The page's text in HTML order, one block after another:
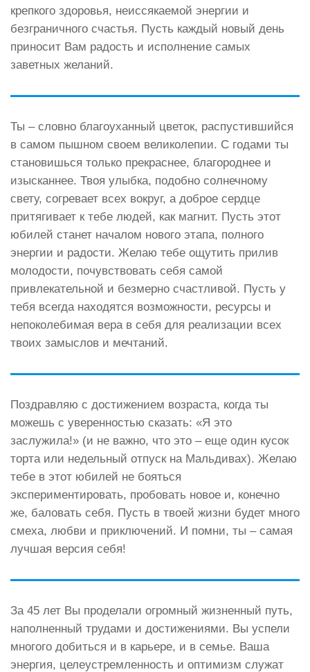
крепкого здоровья, неиссякаемой энергии и
безграничного счастья. Пусть каждый новый день
приносит Вам радость и исполнение самых
заветных желаний.
Ты – словно благоуханный цветок, распустившийся
в самом пышном своем великолепии. С годами ты
становишься только прекраснее, благороднее и
изысканнее. Твоя улыбка, подобно солнечному
свету, согревает всех вокруг, а доброе сердце
притягивает к тебе людей, как магнит. Пусть этот
юбилей станет началом нового этапа, полного
энергии и радости. Желаю тебе ощутить прилив
молодости, почувствовать себя самой
привлекательной и безмерно счастливой. Пусть у
тебя всегда находятся возможности, ресурсы и
непоколебимая вера в себя для реализации всех
твоих замыслов и мечтаний.
Поздравляю с достижением возраста, когда ты
можешь с уверенностью сказать: «Я это
заслужила!» (и не важно, что это – еще один кусок
торта или недельный отпуск на Мальдивах). Желаю
тебе в этот юбилей не бояться
экспериментировать, пробовать новое и, конечно
же, баловать себя. Пусть в твоей жизни будет много
смеха, любви и приключений. И помни, ты – самая
лучшая версия себя!
За 45 лет Вы проделали огромный жизненный путь,
наполненный трудами и достижениями. Вы успели
многого добиться и в карьере, и в семье. Ваша
энергия, целеустремленность и оптимизм служат